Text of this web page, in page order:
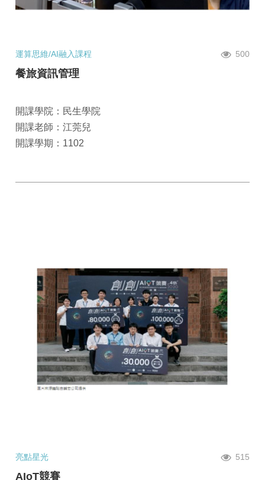
運算思維/AI融入課程 500
餐旅資訊管理
開課學院：民生學院
開課老師：江莞兒
開課學期：1102
亮點星光 515
AIoT競賽